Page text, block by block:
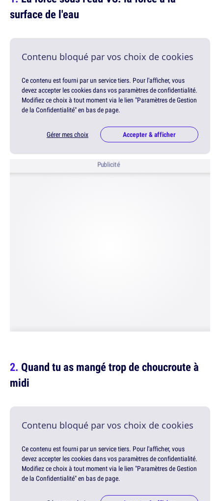
surface de l'eau
Contenu bloqué par vos choix de cookies
Ce contenu est fourni par un service tiers. Pour l'afficher, vous
devez accepter les cookies dans vos paramètres de confidentialité.
Modifiez ce choix à tout moment via le lien "Paramètres de Gestion
de la Confidentialité" en bas de page.
Gérer mes choix Accepter & afficher
Publicité
Quand tu as mangé trop de choucroute à
midi
Contenu bloqué par vos choix de cookies
Ce contenu est fourni par un service tiers. Pour l'afficher, vous
devez accepter les cookies dans vos paramètres de confidentialité.
Modifiez ce choix à tout moment via le lien "Paramètres de Gestion
de la Confidentialité" en bas de page.